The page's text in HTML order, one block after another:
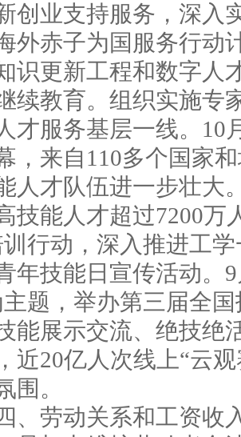
创业支持服务，深入
外赤子为国服务行动
识更新工程和数字人
续教育。组织实施专
才服务基层一线。10
，来自110多个国家
人才队伍进一步壮大
技能人才超过7200万
行动，深入推进工
年技能日宣传活动。
主题，举办第三届全
能展示交流、绝技绝
近20亿人次线上“云
围。
劳动关系和工资收